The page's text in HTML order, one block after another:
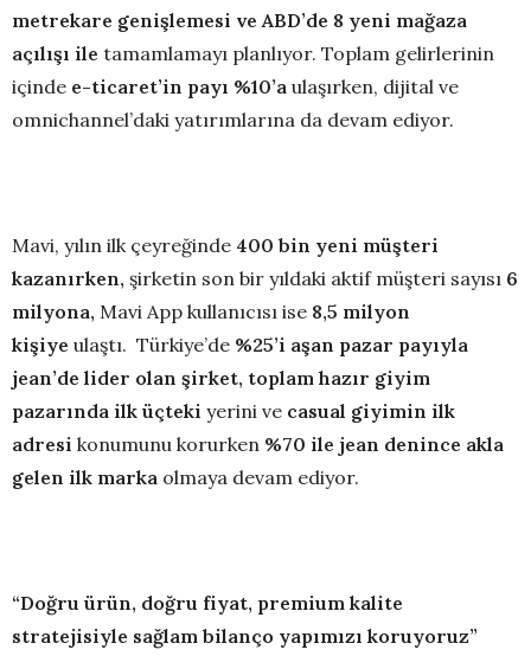
metrekare genişlemesi ve ABD’de 8 yeni mağaza
açılışı ile tamamlamayı planlıyor. Toplam gelirlerinin
içinde e-ticaret’in payı %10’a ulaşırken, dijital ve
omnichannel’daki yatırımlarına da devam ediyor.
Mavi, yılın ilk çeyreğinde 400 bin yeni müşteri
kazanırken, şirketin son bir yıldaki aktif müşteri sayısı 6
milyona, Mavi App kullanıcısı ise 8,5 milyon
kişiye ulaştı. Türkiye’de %25’i aşan pazar payıyla
jean’de lider olan şirket, toplam hazır giyim
pazarında ilk üçteki yerini ve casual giyimin ilk
adresi konumunu korurken %70 ile jean denince akla
gelen ilk marka olmaya devam ediyor.
“Doğru ürün, doğru fiyat, premium kalite
stratejisiyle sağlam bilanço yapımızı koruyoruz”